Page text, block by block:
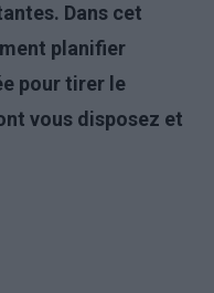
Dans cet
planifier
pour tirer le
vous disposez et